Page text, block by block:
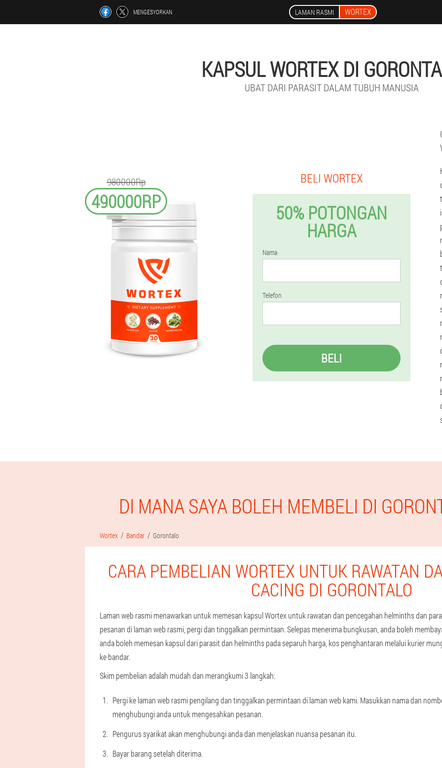
MENGESYORKAN LAMAN RASMI WORTEX
KAPSUL WORTEX DI
UBAT DARI PARASIT DALAM TUBUH MANUSIA
980000Rp
490000RP
BELI WORTEX
50% POTONGAN
HARGA
Nama
Telefon
BELI
DI MANA SAYA BOLEH MEMBELI DI
Wortex Bandar Gorontalo
CARA PEMBELIAN WORTEX UNTUK RAWATAN
CACING DI GORONTALO
Laman web rasmi menawarkan untuk memesan kapsul Wortex untuk rawatan dan pencegahan helminths dan
pesanan di laman web rasmi, pergi dan tinggalkan permintaan. Selepas menerima bungkusan, anda boleh
anda boleh memesan kapsul dari parasit dan helminths pada separuh harga, kos penghantaran melalui kurier
ke bandar.
Skim pembelian adalah mudah dan merangkumi 3 langkah:
Pergi ke laman web rasmi pengilang dan tinggalkan permintaan di laman web kami. Masukkan nama dan
menghubungi anda untuk mengesahkan pesanan.
Pengurus syarikat akan menghubungi anda dan menjelaskan nuansa pesanan itu.
Bayar barang setelah diterima.